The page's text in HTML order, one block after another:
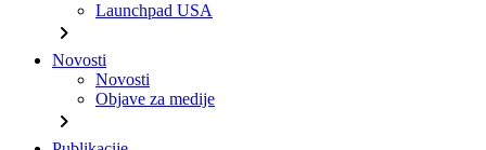
Launchpad USA
chevron_right
Novosti
Novosti
Objave za medije
chevron_right